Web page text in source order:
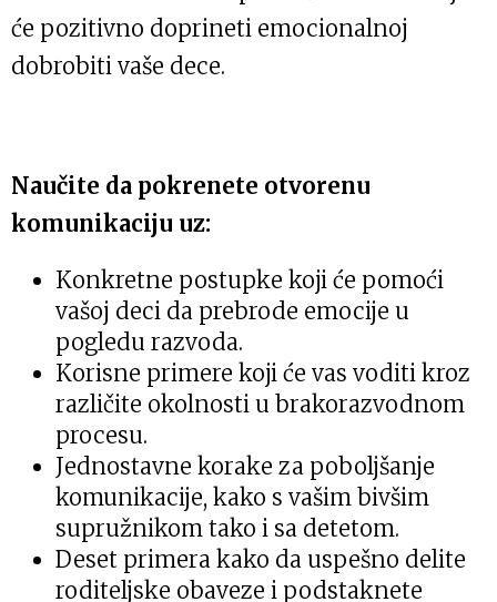
će pozitivno doprineti emocionalnoj
dobrobiti vaše dece.
Naučite da pokrenete otvorenu
komunikaciju uz:
Konkretne postupke koji će pomoći
vašoj deci da prebrode emocije u
pogledu razvoda.
Korisne primere koji će vas voditi kroz
različite okolnosti u brakorazvodnom
procesu.
Jednostavne korake za poboljšanje
komunikacije, kako s vašim bivšim
supružnikom tako i sa detetom.
Deset primera kako da uspešno delite
roditeljske obaveze i podstaknete